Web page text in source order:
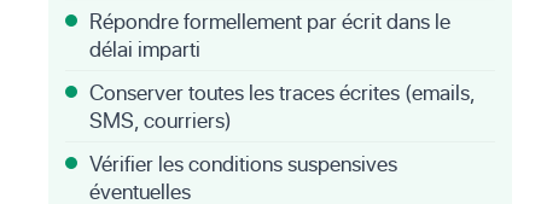
Répondre formellement par écrit dans le
délai imparti
Conserver toutes les traces écrites (emails,
SMS, courriers)
Vérifier les conditions suspensives
éventuelles